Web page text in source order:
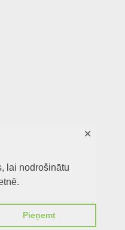
lai nodrošinātu
Pieņemt
✕